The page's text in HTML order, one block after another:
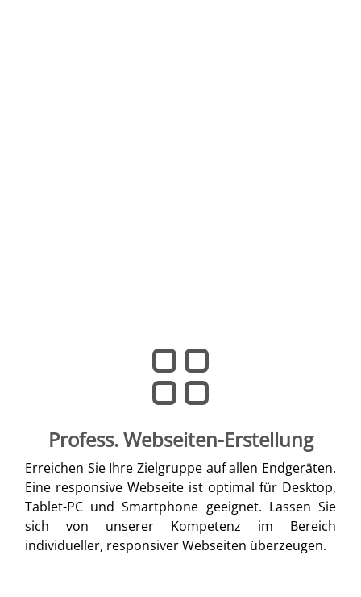
Profess. Webseiten-Erstellung
Erreichen Sie Ihre Zielgruppe auf allen Endgeräten.
Eine responsive Webseite ist optimal für Desktop,
Tablet-PC und Smartphone geeignet. Lassen Sie
sich von unserer Kompetenz im Bereich
individueller, responsiver Webseiten überzeugen.